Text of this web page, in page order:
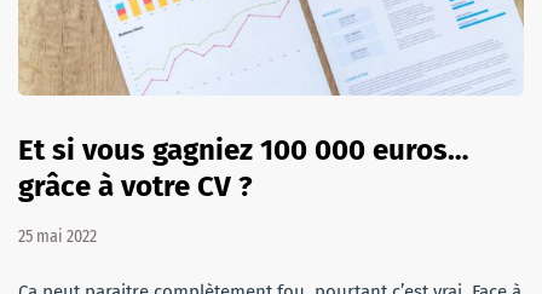
Et si vous gagniez 100 000 euros…
grâce à votre CV ?
25 mai 2022